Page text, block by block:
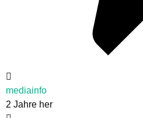
mediainfo
2 Jahre her